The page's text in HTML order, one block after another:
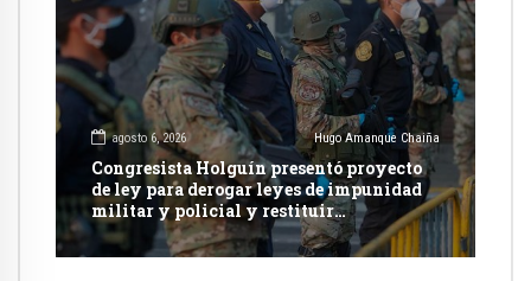
agosto 6, 2026 Hugo Amanque Chaiña
Congresista Holguín presentó proyecto
de ley para derogar leyes de impunidad
militar y policial y restituir
competencia de justicia ordinaria